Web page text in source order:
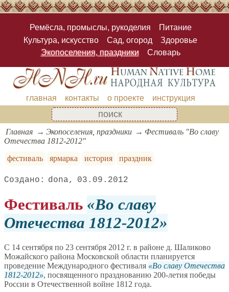
Ремёсла, промыслы, рукоделия
Питание
Культура, искусство
Сад, огород
Здоровье
Экопоселения, праздники
Словарь
главная контакты о проекте инструкция
Главная Экопоселения, праздники
Фестиваль "Во славу
Отечества 1812-2012"
фестиваль
ярмарка история праздник
dona 03.09.2012
Фестиваль
Во славу
Отечества 1812-2012
С 14 сентября по 23 сентября 2012 г. в районе д. Шаликово
Можайского района Московской области планируется
проведение Международного фестиваля
Во славу Отечества
1812-2012 , посвященного празднованию 200-летия победы
России в Отечественной войне 1812 года.